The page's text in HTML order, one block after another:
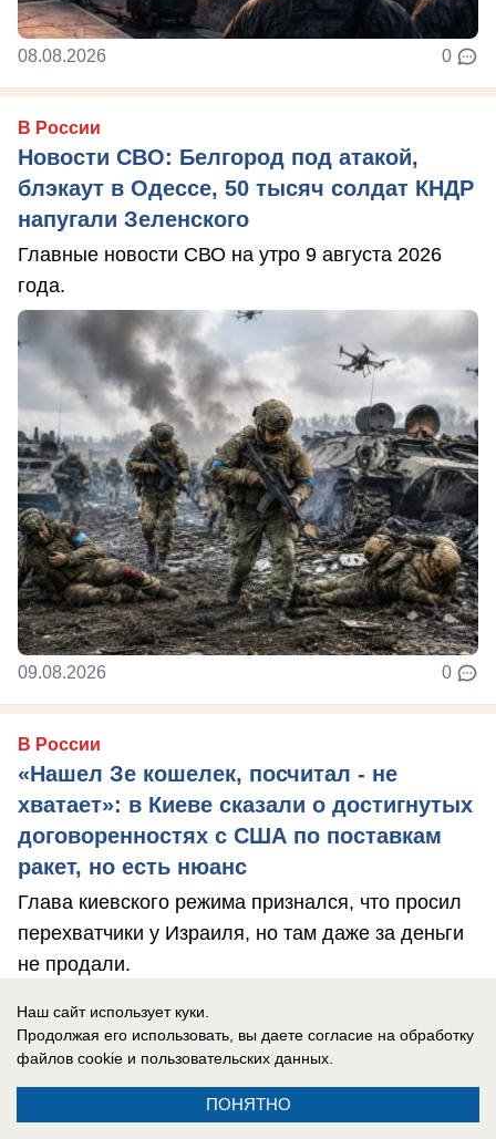
08.08.2026 0
В России
Новости СВО: Белгород под атакой,
блэкаут в Одессе, 50 тысяч солдат КНДР
напугали Зеленского
Главные новости СВО на утро 9 августа 2026
года.
09.08.2026 0
В России
«Нашел Зе кошелек, посчитал - не
хватает»: в Киеве сказали о достигнутых
договоренностях с США по поставкам
ракет, но есть нюанс
Глава киевского режима признался, что просил
перехватчики у Израиля, но там даже за деньги
не продали.
Наш сайт использует куки.
Продолжая его использовать, вы даете согласие на обработку
файлов cookie и пользовательских данных.
ПОНЯТНО